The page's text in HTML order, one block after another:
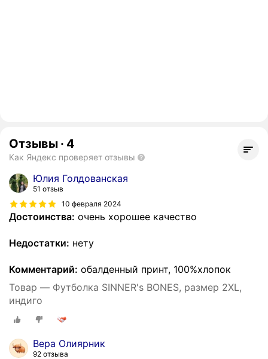
Отзывы · 4
Как Яндекс проверяет отзывы
Юлия Голдованская
51 отзыв
10 февраля 2024
Достоинства: очень хорошее качество
Недостатки: нету
Комментарий: обалденный принт, 100%хлопок
Товар — Футболка SINNER's BONES, размер 2XL,
индиго
Вера Олиярник
92 отзыва